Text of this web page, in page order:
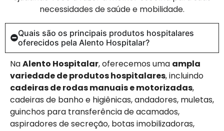
necessidades de saúde e mobilidade.
Quais são os principais produtos hospitalares
oferecidos pela Alento Hospitalar?
NaAlento Hospitalar, oferecemos uma ampla
variedade de produtos hospitalares, incluindo
cadeiras de rodas manuais e motorizadas,
cadeiras de banho e higiênicas, andadores, muletas,
guinchos para transferência de acamados,
aspiradores de secreção, botas imobilizadoras,